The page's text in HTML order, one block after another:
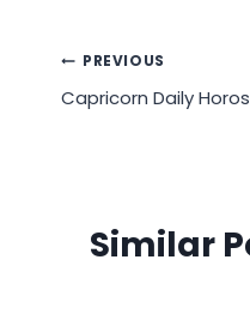
Post
PREVIOUS
Capricorn Daily
Similar